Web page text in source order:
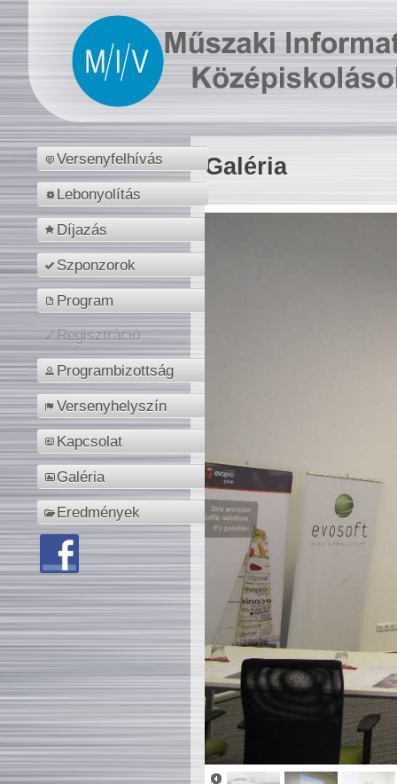
Versenyfelhívás
Lebonyolítás
Díjazás
Szponzorok
Program
Regisztráció
Programbizottság
Versenyhelyszín
Kapcsolat
Galéria
Eredmények
Galéria